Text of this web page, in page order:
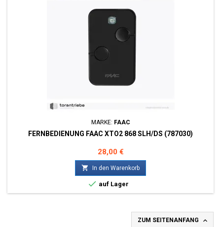
MARKE: FAAC
FERNBEDIENUNG FAAC XTO2 868 SLH/DS (787030)
Preis
28,00 €
 In den Warenkorb
 auf Lager
ZUM SEITENANFANG 